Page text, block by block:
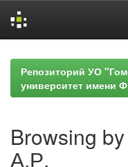
navigationРепозиторий УО
университет имени
Browsing
А.Р.